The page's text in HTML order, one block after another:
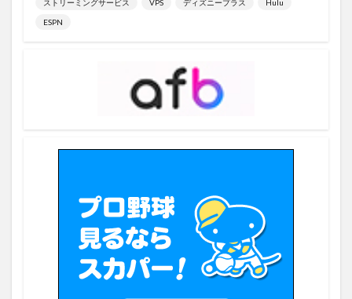
ストリーミングサービス VPS ディズニープラス Hulu
ESPN